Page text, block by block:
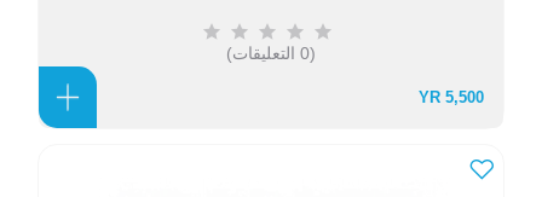
(0 التعليقات)
5,500 YR